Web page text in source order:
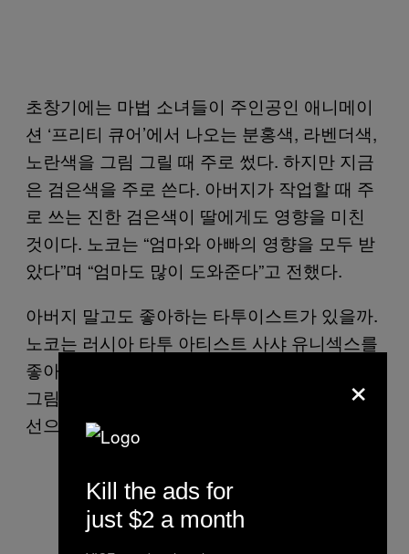
초창기에는 마법 소녀들이 주인공인 애니메이
션 ‘프리티 큐어’에서 나오는 분홍색, 라벤더색,
노란색을 그림 그릴 때 주로 썼다. 하지만 지금
은 검은색을 주로 쓴다. 아버지가 작업할 때 주
로 쓰는 진한 검은색이 딸에게도 영향을 미친
것이다. 노코는 “엄마와 아빠의 영향을 모두 받
았다”며 “엄마도 많이 도와준다”고 전했다.
아버지 말고도 좋아하는 타투이스트가 있을까.
노코는 러시아 타투 아티스트 사샤 유니섹스를
좋아한다. 동물을 소재로 몽환적인 수채화풍의
그림을 그리는 아티스트. 특히 특유의 섬세한
선으로 표현하는 그림을 좋아한다.
×
Kill the ads for
just $2 a month